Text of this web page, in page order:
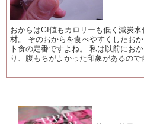
おからはGI値もカロリーも低く減炭
材。 そのおからを食べやすくしたお
ト食の定番ですよね。 私は以前にお
り、腹もちがよかった印象があるので